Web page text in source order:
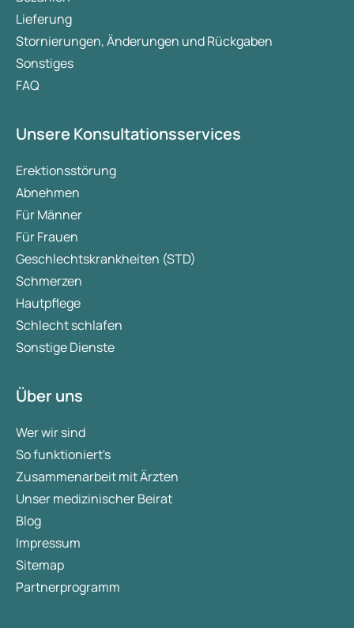
Lieferung
Stornierungen, Änderungen und Rückgaben
Sonstiges
FAQ
Unsere Konsultationsservices
Erektionsstörung
Abnehmen
Für Männer
Für Frauen
Geschlechtskrankheiten (STD)
Schmerzen
Hautpflege
Schlecht schlafen
Sonstige Dienste
Über uns
Wer wir sind
So funktioniert's
Zusammenarbeit mit Ärzten
Unser medizinischer Beirat
Blog
Impressum
Sitemap
Partnerprogramm